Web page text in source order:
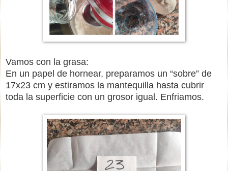
Vamos con la grasa:
En un papel de hornear, preparamos un “sobre” de
17x23 cm y estiramos la mantequilla hasta cubrir
toda la superficie con un grosor igual. Enfriamos.